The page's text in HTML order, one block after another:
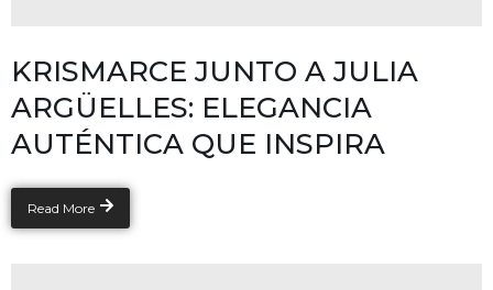
KRISMARCE JUNTO A JULIA
ARGÜELLES: ELEGANCIA
AUTÉNTICA QUE INSPIRA
Read More